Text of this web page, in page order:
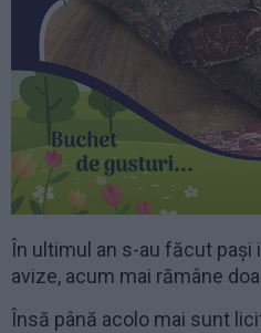
În ultimul an s-au făcut pași
avize, acum mai rămâne
Însă până acolo mai sunt